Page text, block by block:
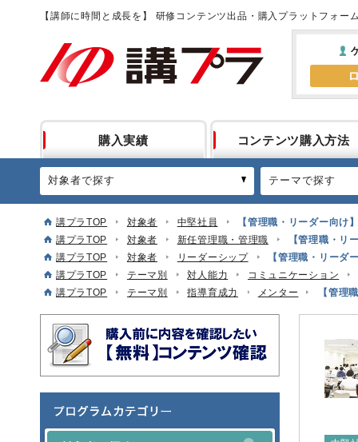
【講師に時間と成長を】 研修コンテンツ出品・購入プラットフォー
購入実績 コンテンツ購入方法
対象者で探す テーマで探す
講プラTOP 対象者 中堅社員
【管理職・リーダー向
講プラTOP
対象者 新任管理職・管理職
【管理職・リ
講プラTOP
対象者 リーダーシップ
【管理職・リーダ
講プラTOP
テーマ別 対人能力
コミュニケーション
講プラTOP
テーマ別 指導育成力 メンター 【管理